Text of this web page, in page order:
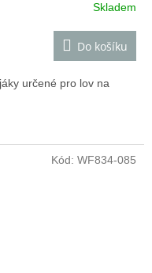
Skladem
Do košíku
určené pro lov na
Kód: WF834-085